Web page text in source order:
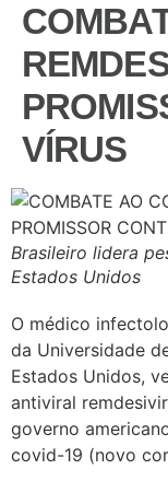
VÍRUS
Brasileiro lidera
Estados Unidos
O médico
da Universidade
Estados Unidos,
antiviral
governo
covid-19 (novo